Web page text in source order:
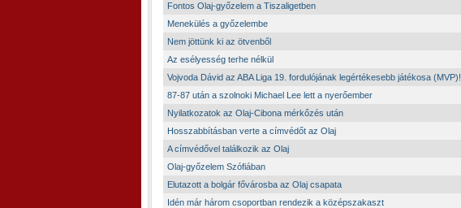
Fontos Olaj-győzelem a Tiszaligetben
Menekülés a győzelembe
Nem jöttünk ki az ötvenből
Az esélyesség terhe nélkül
Vojvoda Dávid az ABA Liga 19. fordulójának legértékesebb játékosa (MVP)!
87-87 után a szolnoki Michael Lee lett a nyerőember
Nyilatkozatok az Olaj-Cibona mérkőzés után
Hosszabbításban verte a címvédőt az Olaj
A címvédővel találkozik az Olaj
Olaj-győzelem Szófiában
Elutazott a bolgár fővárosba az Olaj csapata
Idén már három csoportban rendezik a középszakaszt